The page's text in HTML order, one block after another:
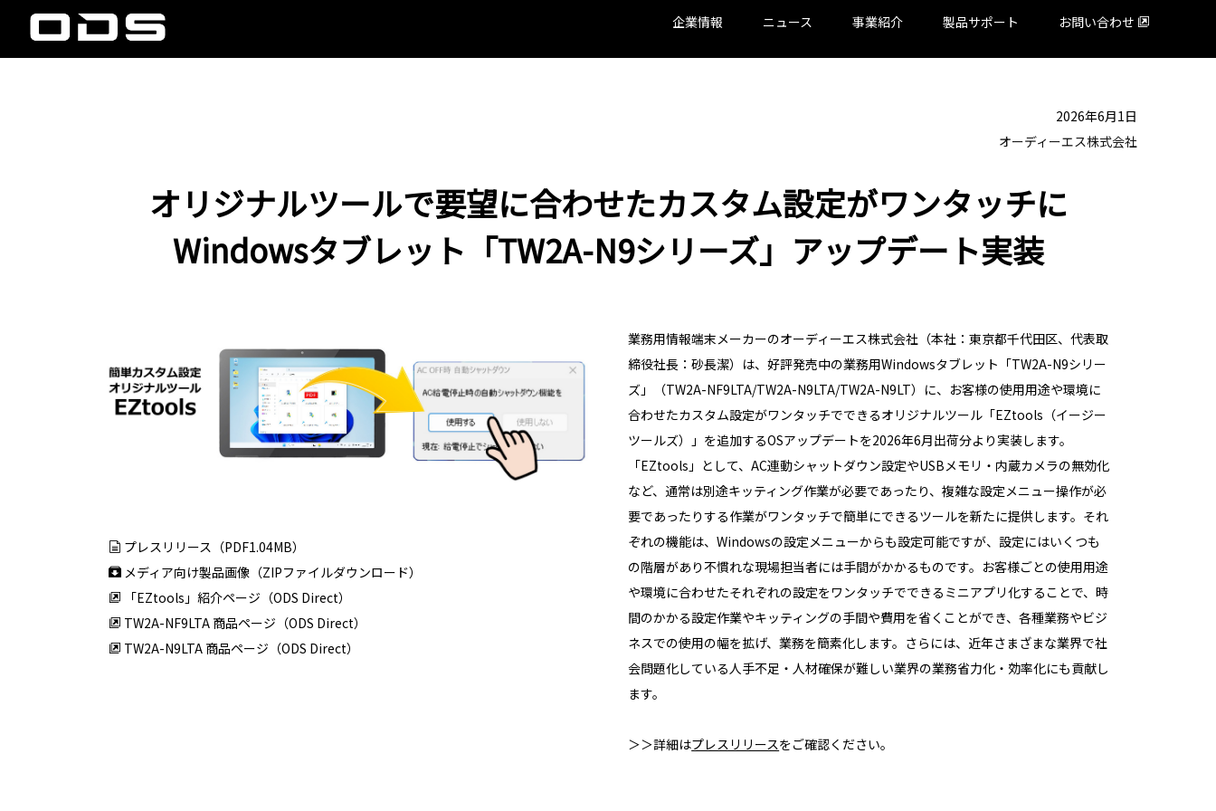
企業情報 ニュース 事業紹介 製品サポート お問い合わせ
2026年6月1日
オーディーエス株式会社
オリジナルツールで要望に合わせたカスタム設定がワンタッチに
Windowsタブレット「TW2A-N9シリーズ」アップデート実装
プレスリリース（PDF1.04MB）
メディア向け製品画像（ZIPファイルダウンロード）
「EZtools」紹介ページ（ODS Direct）
TW2A-NF9LTA 商品ページ（ODS Direct）
TW2A-N9LTA 商品ページ（ODS Direct）
業務用情報端末メーカーのオーディーエス株式会社（本社：東京都千代田区、代表取
締役社長：砂長潔）は、好評発売中の業務用Windowsタブレット「TW2A-N9シリー
ズ」（TW2A-NF9LTA/TW2A-N9LTA/TW2A-N9LT）に、お客様の使用用途や環境に
合わせたカスタム設定がワンタッチでできるオリジナルツール「EZtools （イージー
ツールズ）」を追加するOSアップデートを2026年6月出荷分より実装します。
「EZtools 」として、AC連動シャットダウン設定やUSBメモリ・内蔵カメラの無効化
など、通常は別途キッティング作業が必要であったり、複雑な設定メニュー操作が必
要であったりする作業がワンタッチで簡単にできるツールを新たに提供します。それ
ぞれの機能は、Windowsの設定メニューからも設定可能ですが、設定にはいくつも
の階層があり不慣れな現場担当者には手間がかかるものです。お客様ごとの使用用途
や環境に合わせたそれぞれの設定をワンタッチでできるミニアプリ化することで、時
間のかかる設定作業やキッティングの手間や費用を省くことができ、各種業務やビジ
ネスでの使用の幅を拡げ、業務を簡素化します。さらには、近年さまざまな業界で社
会問題化している人手不足・人材確保が難しい業界の業務省力化・効率化にも貢献し
ます。
＞＞詳細はプレスリリースをご確認ください。